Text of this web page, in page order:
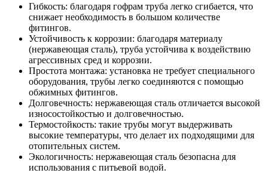
Гибкость: благодаря гофрам труба легко сгибается, что
снижает необходимость в большом количестве
фитингов.
Устойчивость к коррозии: благодаря материалу
(нержавеющая сталь), труба устойчива к воздействию
агрессивных сред и коррозии.
Простота монтажа: установка не требует специального
оборудования, трубы легко соединяются с помощью
обжимных фитингов.
Долговечность: нержавеющая сталь отличается высокой
износостойкостью и долговечностью.
Термостойкость: такие трубы могут выдерживать
высокие температуры, что делает их подходящими для
отопительных систем.
Экологичность: нержавеющая сталь безопасна для
использования с питьевой водой.